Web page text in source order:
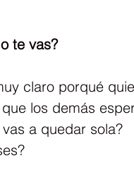
te vas?
claro porqué
los demás
a quedar sola?